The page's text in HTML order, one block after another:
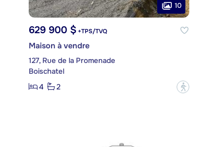
10
629 900 $ +TPS/TVQ
Maison à vendre
127, Rue de la Promenade
Boischatel
4
2 ?